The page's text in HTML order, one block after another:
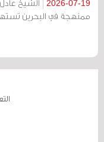
2026-07-19
الشيخ
ممنهجة في البحرين